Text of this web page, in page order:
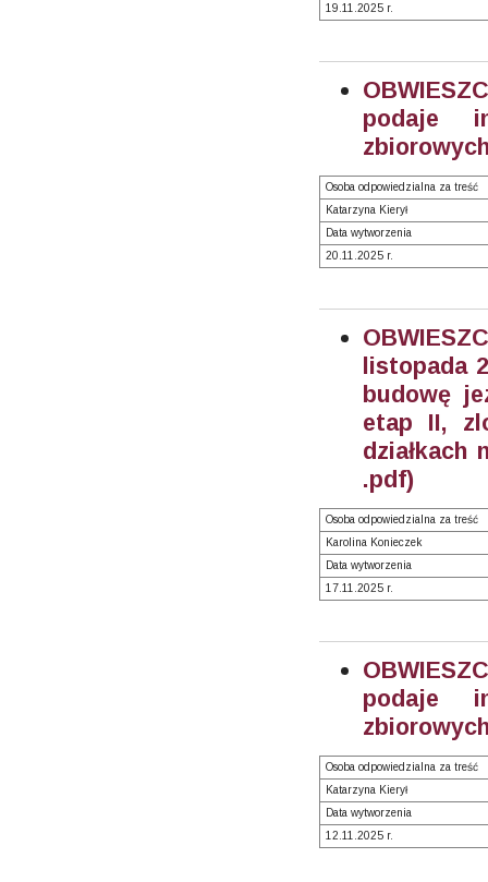
19.11.2025 r.
podaje
Osoba odpowiedzialna za treść
Katarzyna Kierył
Data wytworzenia
20.11.2025 r.
listopada
budowę
etap II,
działkach
.pdf)
Osoba odpowiedzialna za treść
Karolina Konieczek
Data wytworzenia
17.11.2025 r.
podaje
Osoba odpowiedzialna za treść
Katarzyna Kierył
Data wytworzenia
12.11.2025 r.